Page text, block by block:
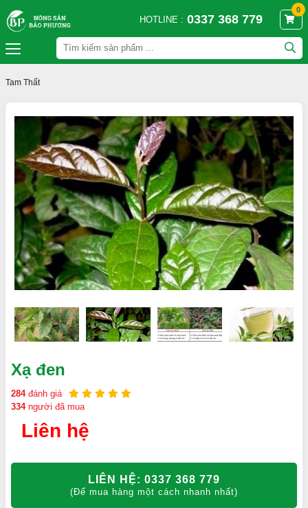
HOTLINE : 0337 368 779
0
Tam Thất
Xạ đen
284đánh giá
334người đã mua
Liên hệ
LIÊN HỆ: 0337 368 779
(Để mua hàng một cách nhanh nhất)